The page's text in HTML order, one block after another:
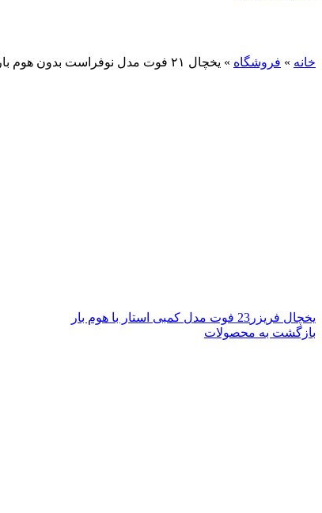
خانه » فروشگاه » یخچال ۲۱ فوت مدل نوفراست بدون هوم بار
یخچال فریزر23 فوت مدل کمبی استار با هوم بار
بازگشت به محصولات